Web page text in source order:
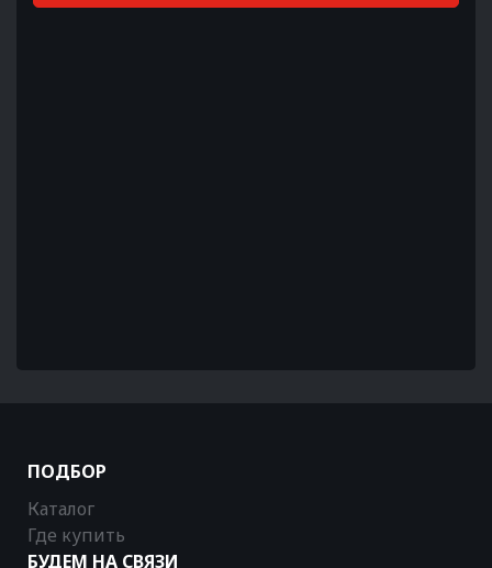
ПОДБОР
Каталог
Где купить
БУДЕМ НА СВЯЗИ